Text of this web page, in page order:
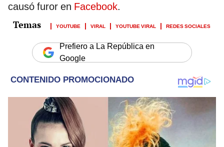
causó furor en Facebook.
YOUTUBE VIRAL YOUTUBE VIRAL REDES SOCIALES
Prefiero a La República en
Google